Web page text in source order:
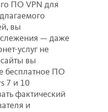
ПО VPN для
вы
— даже
услуг не
сайты вы
бесплатное ПО
7 и 10
фактический
и